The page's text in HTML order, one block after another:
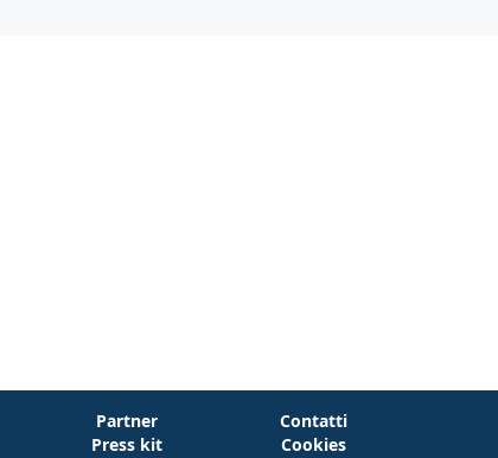
Partner
Press kit
Contatti
Cookies